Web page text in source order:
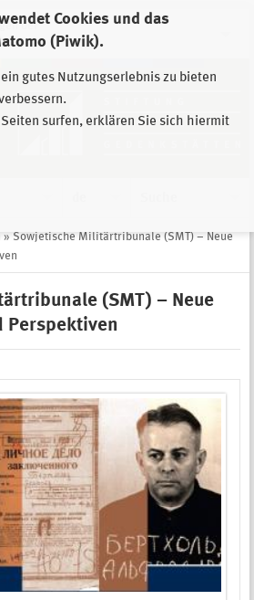
Cookies und das
(Piwik).
gutes Nutzungserlebnis zu bieten
surfen, erklären Sie sich hiermit
der
» Sowjetische Militärtribunale (SMT) – Neue
(SMT) – Neue
Perspektiven